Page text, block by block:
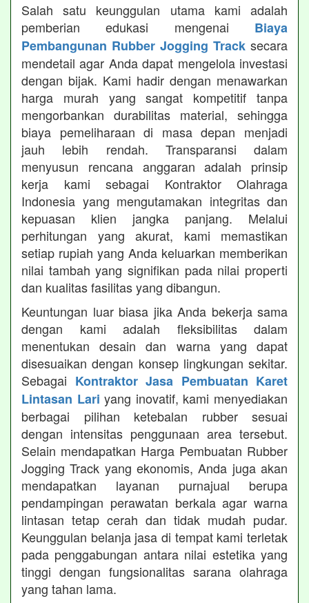
Salah satu keunggulan utama kami adalah
pemberian edukasi mengenai Biaya
Pembangunan Rubber Jogging Track secara
mendetail agar Anda dapat mengelola investasi
dengan bijak. Kami hadir dengan menawarkan
harga murah yang sangat kompetitif tanpa
mengorbankan durabilitas material, sehingga
biaya pemeliharaan di masa depan menjadi
jauh lebih rendah. Transparansi dalam
menyusun rencana anggaran adalah prinsip
kerja kami sebagai Kontraktor Olahraga
Indonesia yang mengutamakan integritas dan
kepuasan klien jangka panjang. Melalui
perhitungan yang akurat, kami memastikan
setiap rupiah yang Anda keluarkan memberikan
nilai tambah yang signifikan pada nilai properti
dan kualitas fasilitas yang dibangun.
Keuntungan luar biasa jika Anda bekerja sama
dengan kami adalah fleksibilitas dalam
menentukan desain dan warna yang dapat
disesuaikan dengan konsep lingkungan sekitar.
Sebagai Kontraktor Jasa Pembuatan Karet
Lintasan Lari yang inovatif, kami menyediakan
berbagai pilihan ketebalan rubber sesuai
dengan intensitas penggunaan area tersebut.
Selain mendapatkan Harga Pembuatan Rubber
Jogging Track yang ekonomis, Anda juga akan
mendapatkan layanan purnajual berupa
pendampingan perawatan berkala agar warna
lintasan tetap cerah dan tidak mudah pudar.
Keunggulan belanja jasa di tempat kami terletak
pada penggabungan antara nilai estetika yang
tinggi dengan fungsionalitas sarana olahraga
yang tahan lama.